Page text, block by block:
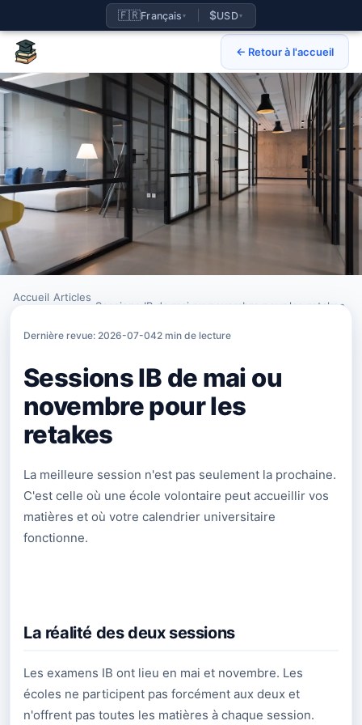
← Retour à l'accueil
Accueil Articles
Sessions IB de mai ou novembre pour les retakes
Dernière revue: 2026-07-042 min de lecture
Sessions IB de mai ou
novembre pour les
retakes
La meilleure session n'est pas seulement la prochaine.
C'est celle où une école volontaire peut accueillir vos
matières et où votre calendrier universitaire
fonctionne.
La réalité des deux sessions
Les examens IB ont lieu en mai et novembre. Les
écoles ne participent pas forcément aux deux et
n'offrent pas toutes les matières à chaque session.
🇫🇷Français ▾ $USD▾